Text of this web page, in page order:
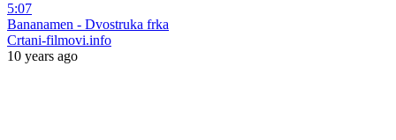
5:07
Bananamen - Dvostruka frka
Crtani-filmovi.info
10 years ago